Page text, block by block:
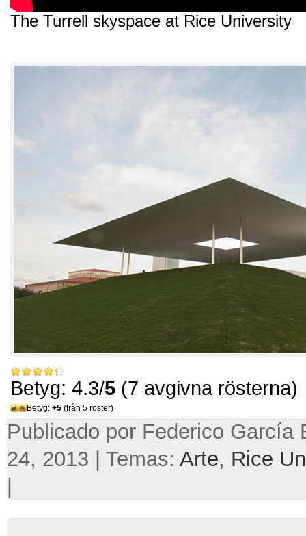
The Turrell skyspace at Rice University
Betyg: 4.3/5 (7 avgivna rösterna)
Betyg: +5 (från 5 röster)
Publicado por Federico García
24, 2013 | Temas: Arte, Rice
|